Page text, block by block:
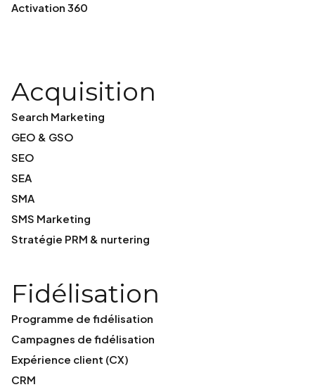
Activation 360
Acquisition
Search Marketing
GEO & GSO
SEO
SEA
SMA
SMS Marketing
Stratégie PRM & nurtering
Fidélisation
Programme de fidélisation
Campagnes de fidélisation
Expérience client (CX)
CRM